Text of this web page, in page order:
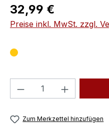
Regulärer Preis:
32,99 €
Preise inkl. MwSt. zzgl.
Produkt Anzahl:
Zum Merkzettel hinzufügen